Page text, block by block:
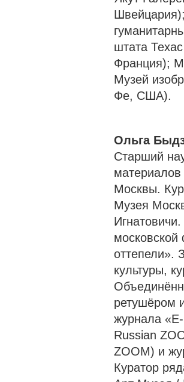
штата
Франция);
Музей
Фе, США).
Ольга
Старший
Москвы.
Музея
оттепели».
культуры,
ретушёром
журнала
Russian
ZOOM) и
Куратор